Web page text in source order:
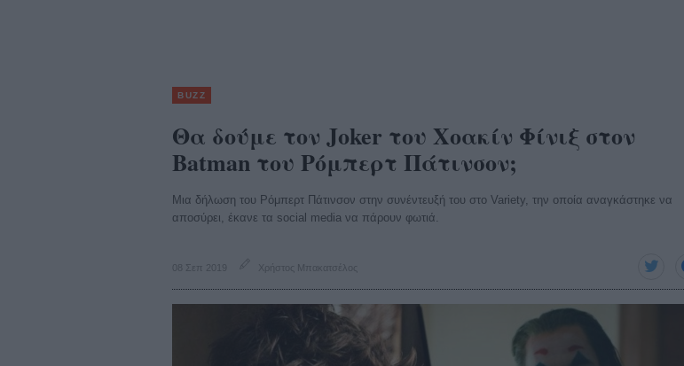
BUZZ
Θα δούμε τον Joker του Χοακίν Φίνιξ στον
Batman του Ρόμπερτ Πάτινσον;
Μια δήλωση του Ρόμπερτ Πάτινσον στην συνέντευξή του στο Variety, την οποία αναγκάστηκε να
αποσύρει, έκανε τα social media να πάρουν φωτιά.
08 Σεπ 2019 Χρήστος Μπακατσέλος